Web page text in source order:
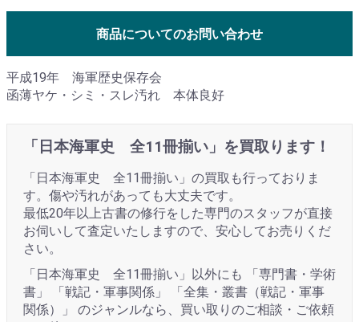
商品についてのお問い合わせ
平成19年 海軍歴史保存会
函薄ヤケ・シミ・スレ汚れ 本体良好
「日本海軍史 全11冊揃い」を買取ります！
「日本海軍史 全11冊揃い」の買取も行っておりま
す。傷や汚れがあっても大丈夫です。
最低20年以上古書の修行をした専門のスタッフが直接
お伺いして査定いたしますので、安心してお売りくだ
さい。
「日本海軍史 全11冊揃い」以外にも 「専門書・学術
書」 「戦記・軍事関係」 「全集・叢書（戦記・軍事
関係）」 のジャンルなら、買い取りのご相談・ご依頼